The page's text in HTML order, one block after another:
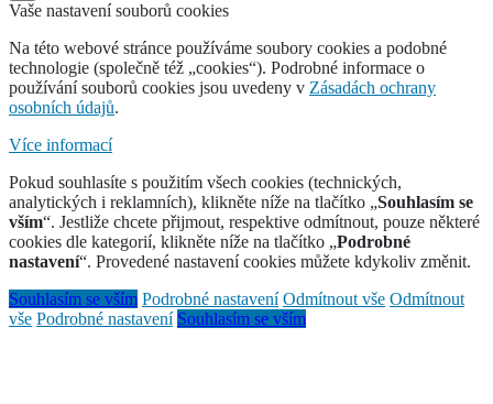
Vaše nastavení souborů cookies
Na této webové stránce používáme soubory cookies a podobné
technologie (společně též „cookies“). Podrobné informace o
používání souborů cookies jsou uvedeny v Zásadách ochrany
osobních údajů.
Více informací
Pokud souhlasíte s použitím všech cookies (technických,
analytických i reklamních), klikněte níže na tlačítko „Souhlasím se
vším“. Jestliže chcete přijmout, respektive odmítnout, pouze některé
cookies dle kategorií, klikněte níže na tlačítko „Podrobné
nastavení“. Provedené nastavení cookies můžete kdykoliv změnit.
Souhlasím se vším Podrobné nastavení Odmítnout vše Odmítnout
vše Podrobné nastavení Souhlasím se vším